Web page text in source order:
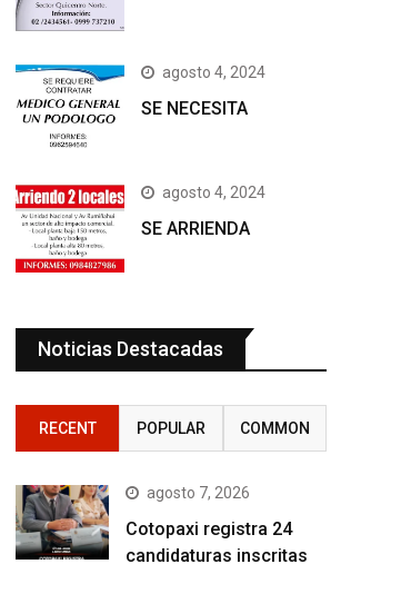
agosto 4, 2024
SE NECESITA
agosto 4, 2024
SE ARRIENDA
Noticias Destacadas
RECENT POPULAR COMMON
agosto 7, 2026
Cotopaxi registra 24
candidaturas inscritas